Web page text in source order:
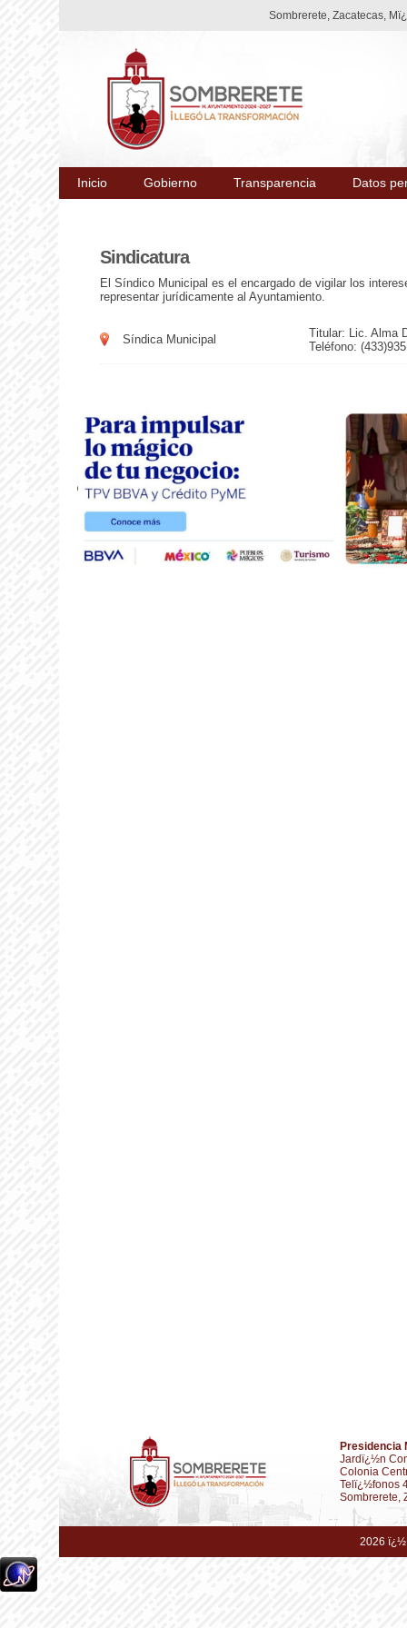
Sombrerete, Zacatecas,
Inicio Gobierno Transparencia Datos
Sindicatura
El Síndico Municipal es el encargado de vigilar los
representar jurídicamente al Ayuntamiento.
Síndica Municipal Titular: Lic. Alma
Teléfono:
Presidencia
Jardï¿½n
Colonia
Telï¿½fonos
Sombrerete,
2026 ï¿½